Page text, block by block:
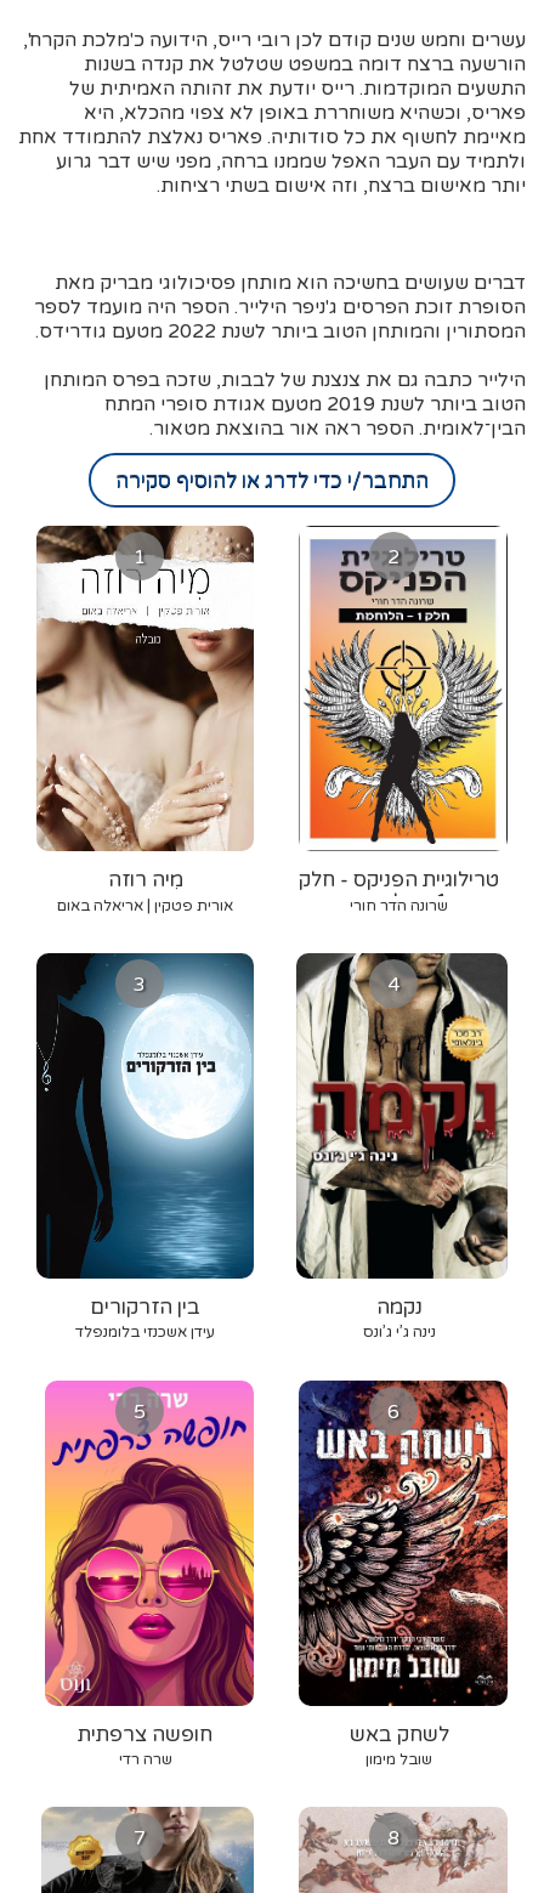
עשרים וחמש שנים קודם לכן רובי רייס, הידועה כ'מלכת הקרח',
הורשעה ברצח דומה במשפט שטלטל את קנדה בשנות
התשעים המוקדמות. רייס יודעת את זהותה האמיתית של
פאריס, וכשהיא משוחררת באופן לא צפוי מהכלא, היא
מאיימת לחשוף את כל סודותיה. פאריס נאלצת להתמודד אחת
ולתמיד עם העבר האפל שממנו ברחה, מפני שיש דבר גרוע
יותר מאישום ברצח, וזה אישום בשתי רציחות.
דברים שעושים בחשיכה הוא מותחן פסיכולוגי מבריק מאת
הסופרת זוכת הפרסים ג'ניפר הילייר. הספר היה מועמד לספר
המסתורין והמותחן הטוב ביותר לשנת 2022 מטעם גודרידס.
הילייר כתבה גם את צנצנת של לבבות, שזכה בפרס המותחן
הטוב ביותר לשנת 2019 מטעם אגודת סופרי המתח
הבין־לאומית. הספר ראה אור בהוצאת מטאור.
התחבר/י כדי לדרג או להוסיף סקירה
1
מִיה רוזה
אורית פטקין | אריאלה באום
2
טרילוגיית הפניקס - חלק
1 - הלוחמת
שרונה הדר חורי
3
בין הזרקורים
עידן אשכנזי בלומנפלד
4
נקמה
נינה ג’י ג’ונס
5
חופשה צרפתית
שרה רדי
6
לשחק באש
שובל מימון
7 8